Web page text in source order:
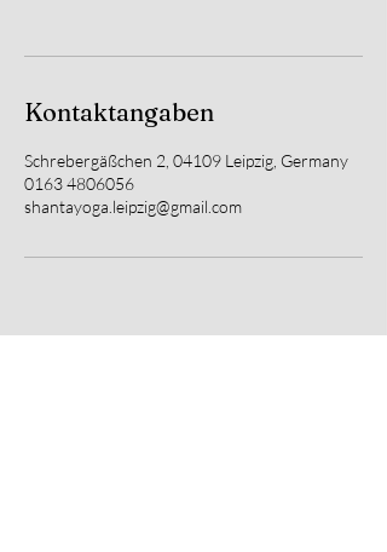
Kontaktangaben
Schrebergäßchen 2, 04109 Leipzig, Germany
0163 4806056
shantayoga.leipzig@gmail.com